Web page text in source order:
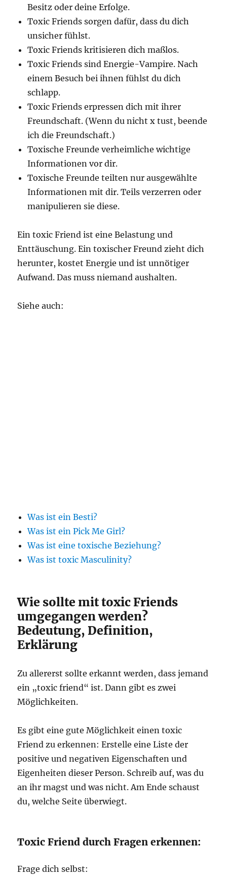
Besitz oder deine Erfolge.
Toxic Friends sorgen dafür, dass du dich
unsicher fühlst.
Toxic Friends kritisieren dich maßlos.
Toxic Friends sind Energie-Vampire. Nach
einem Besuch bei ihnen fühlst du dich
schlapp.
Toxic Friends erpressen dich mit ihrer
Freundschaft. (Wenn du nicht x tust, beende
ich die Freundschaft.)
Toxische Freunde verheimliche wichtige
Informationen vor dir.
Toxische Freunde teilten nur ausgewählte
Informationen mit dir. Teils verzerren oder
manipulieren sie diese.
Ein toxic Friend ist eine Belastung und
Enttäuschung. Ein toxischer Freund zieht dich
herunter, kostet Energie und ist unnötiger
Aufwand. Das muss niemand aushalten.
Siehe auch:
Was ist ein Besti?
Was ist ein Pick Me Girl?
Was ist eine toxische Beziehung?
Was ist toxic Masculinity?
Wie sollte mit toxic Friends
umgegangen werden?
Bedeutung, Definition,
Erklärung
Zu allererst sollte erkannt werden, dass jemand
ein „toxic friend“ ist. Dann gibt es zwei
Möglichkeiten.
Es gibt eine gute Möglichkeit einen toxic
Friend zu erkennen: Erstelle eine Liste der
positive und negativen Eigenschaften und
Eigenheiten dieser Person. Schreib auf, was du
an ihr magst und was nicht. Am Ende schaust
du, welche Seite überwiegt.
Toxic Friend durch Fragen erkennen:
Frage dich selbst: